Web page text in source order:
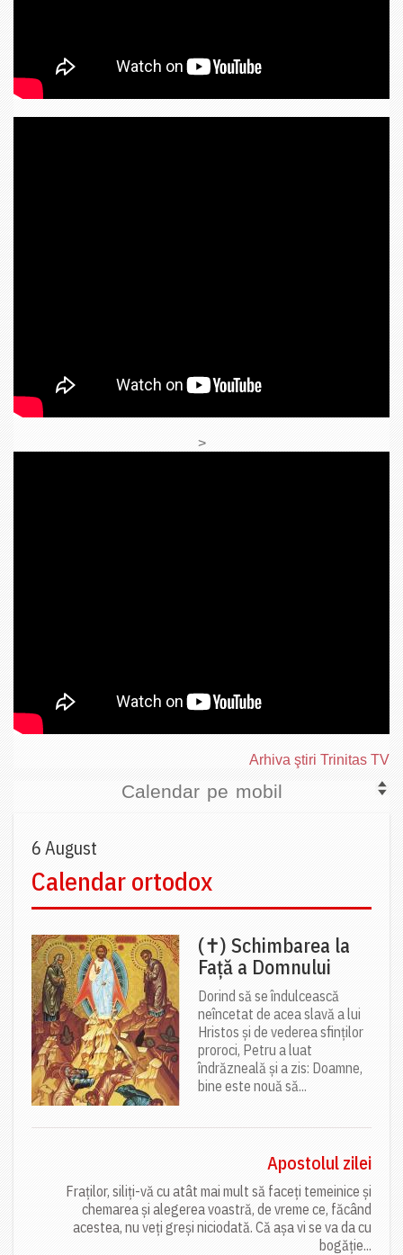
>
Arhiva ştiri Trinitas TV
Calendar pe mobil
6 August
Calendar ortodox
(✝) Schimbarea la
Față a Domnului
Dorind să se îndulcească
neîncetat de acea slavă a lui
Hristos și de vederea sfinților
proroci, Petru a luat
îndrăzneală și a zis: Doamne,
bine este nouă să...
Apostolul zilei
Fraților, siliți-vă cu atât mai mult să faceți temeinice și
chemarea și alegerea voastră, de vreme ce, făcând
acestea, nu veți greși niciodată. Că așa vi se va da cu
bogăție...